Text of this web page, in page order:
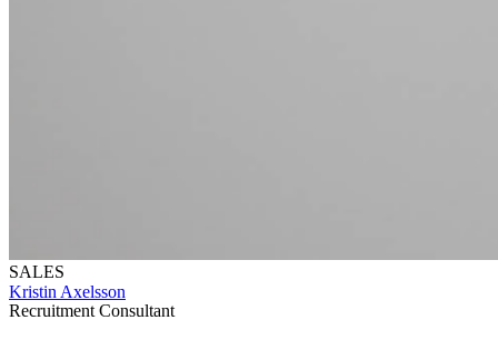
SALES
Kristin Axelsson
Recruitment Consultant